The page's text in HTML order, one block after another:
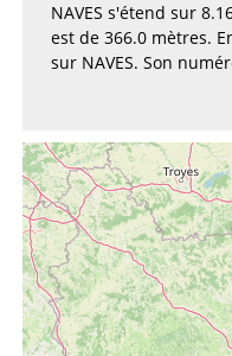
NAVES s'étend sur
est de 366.0 mètres.
sur NAVES. Son